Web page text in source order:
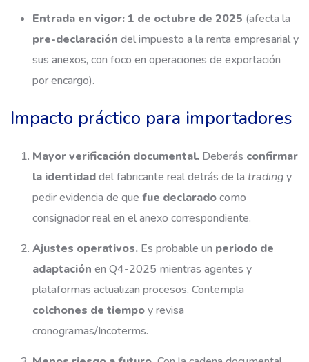
Entrada en vigor: 1 de octubre de 2025 (afecta la
pre-declaración del impuesto a la renta empresarial y
sus anexos, con foco en operaciones de exportación
por encargo).
Impacto práctico para importadores
Mayor verificación documental. Deberás confirmar
la identidaddel fabricante real detrás de la tradingy
pedir evidencia de que fue declaradocomo
consignador real en el anexo correspondiente.
Ajustes operativos. Es probable un periodo de
adaptación en Q4-2025 mientras agentes y
plataformas actualizan procesos. Contempla
colchones de tiempoy revisa
cronogramas/Incoterms.